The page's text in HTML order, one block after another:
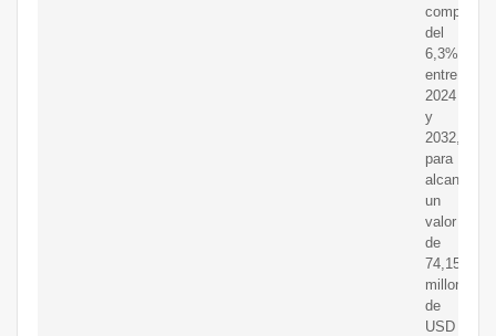
compuesta
del
6,3%
entre
2024
y
2032,
para
alcanzar
un
valor
de
74,15
millones
de
USD